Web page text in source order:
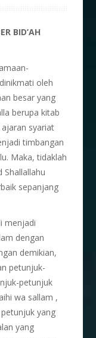
BID’AH
oleh
besar yang
berupa kitab
syariat
timbangan
Maka, tidaklah
sepanjang
menjadi
dengan
demikian,
petunjuk-
petunjuk
wa sallam ,
yang
yang